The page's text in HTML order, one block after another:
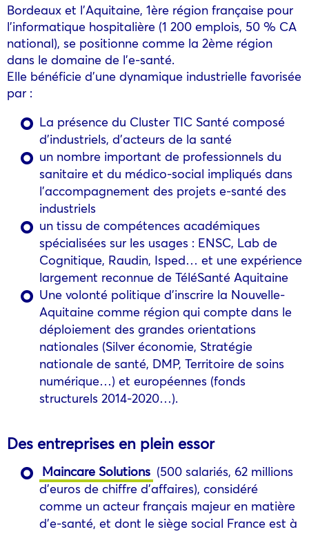
Bordeaux et l’Aquitaine, 1ère région française pour
l’informatique hospitalière (1 200 emplois, 50 % CA
national), se positionne comme la 2ème région
dans le domaine de l’e-santé.
Elle bénéficie d’une dynamique industrielle favorisée
par :
La présence du Cluster TIC Santé composé
d’industriels, d’acteurs de la santé
un nombre important de professionnels du
sanitaire et du médico-social impliqués dans
l’accompagnement des projets e-santé des
industriels
un tissu de compétences académiques
spécialisées sur les usages : ENSC, Lab de
Cognitique, Raudin, Isped… et une expérience
largement reconnue de TéléSanté Aquitaine
Une volonté politique d’inscrire la Nouvelle-
Aquitaine comme région qui compte dans le
déploiement des grandes orientations
nationales (Silver économie, Stratégie
nationale de santé, DMP, Territoire de soins
numérique…) et européennes (fonds
structurels 2014-2020…).
Des entreprises en plein essor
Maincare Solutions (500 salariés, 62 millions
d’euros de chiffre d’affaires), considéré
comme un acteur français majeur en matière
d’e-santé, et dont le siège social France est à